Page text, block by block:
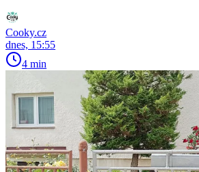
Cooky.cz
dnes, 15:55
4 min